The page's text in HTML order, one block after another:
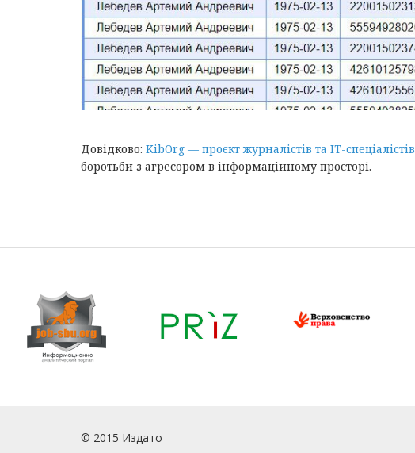
Довідково: KibOrg — проєкт журналістів та IT-спеціалістів
боротьби з агресором в інформаційному просторі.
© 2015 Издато